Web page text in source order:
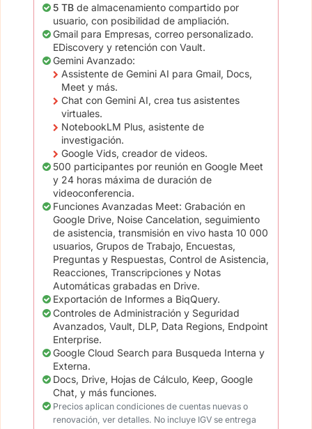
5 TB de almacenamiento compartido por
usuario, con posibilidad de ampliación.
Gmail para Empresas, correo personalizado.
EDiscovery y retención con Vault.
Gemini Avanzado:
Assistente de Gemini AI para Gmail, Docs,
Meet y más.
Chat con Gemini AI, crea tus asistentes
virtuales.
NotebookLM Plus, asistente de
investigación.
Google Vids, creador de videos.
500 participantes por reunión en Google Meet
y 24 horas máxima de duración de
videoconferencia.
Funciones Avanzadas Meet: Grabación en
Google Drive, Noise Cancelation, seguimiento
de asistencia, transmisión en vivo hasta 10 000
usuarios, Grupos de Trabajo, Encuestas,
Preguntas y Respuestas, Control de Asistencia,
Reacciones, Transcripciones y Notas
Automáticas grabadas en Drive.
Exportación de Informes a BiqQuery.
Controles de Administración y Seguridad
Avanzados, Vault, DLP, Data Regions, Endpoint
Enterprise.
Google Cloud Search para Busqueda Interna y
Externa.
Docs, Drive, Hojas de Cálculo, Keep, Google
Chat, y más funciones.
Precios aplican condiciones de cuentas nuevas o
renovación, ver detalles. No incluye IGV se entrega